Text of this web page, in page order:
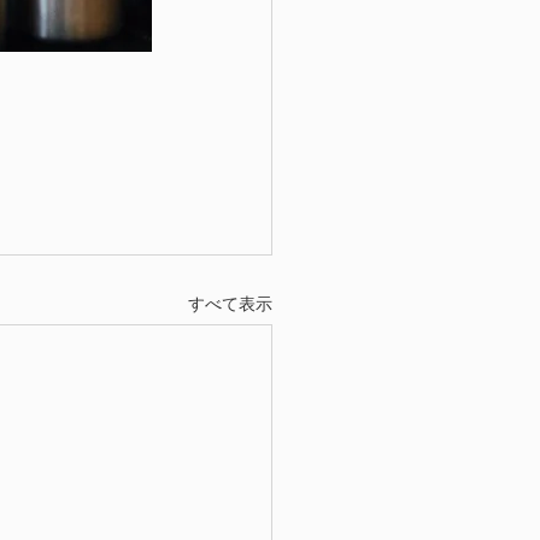
すべて表示